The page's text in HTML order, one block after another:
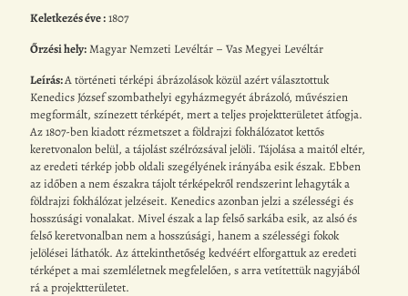
Keletkezés éve :1807
Őrzési hely:Magyar Nemzeti Levéltár – Vas Megyei Levéltár
Leírás:A történeti térképi ábrázolások közül azért választottuk
Kenedics József szombathelyi egyházmegyét ábrázoló, művészien
megformált, színezett térképét, mert a teljes projektterületet átfogja.
Az 1807-ben kiadott rézmetszet a földrajzi fokhálózatot kettős
keretvonalon belül, a tájolást szélrózsával jelöli. Tájolása a maitól eltér,
az eredeti térkép jobb oldali szegélyének irányába esik észak. Ebben
az időben a nem északra tájolt térképekről rendszerint lehagyták a
földrajzi fokhálózat jelzéseit. Kenedics azonban jelzi a szélességi és
hosszúsági vonalakat. Mivel észak a lap felső sarkába esik, az alsó és
felső keretvonalban nem a hosszúsági, hanem a szélességi fokok
jelölései láthatók. Az áttekinthetőség kedvéért elforgattuk az eredeti
térképet a mai szemléletnek megfelelően, s arra vetítettük nagyjából
rá a projektterületet.